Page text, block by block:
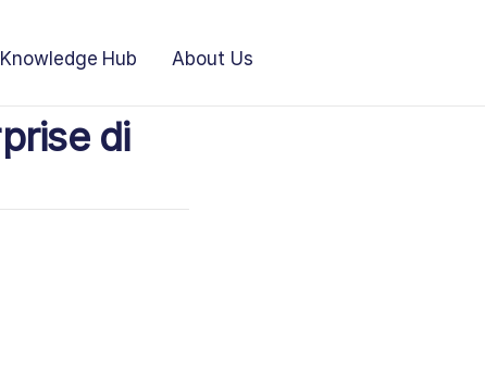
Knowledge Hub About Us
di